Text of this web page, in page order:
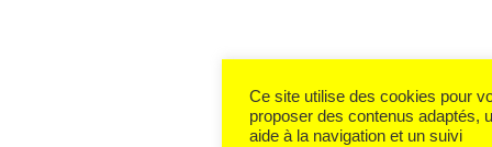
Ce site utilise des cookies pour
proposer des contenus adaptés,
aide à la navigation et un suivi